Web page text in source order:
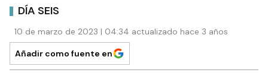
DÍA SEIS
10 de marzo de 2023 | 04:34 actualizado hace 3 años
Añadir como fuente en